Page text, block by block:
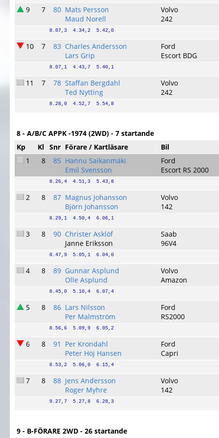
9 7 80 Mats Persson
Maud Norell
Volvo
242
8.07,3  4.34,2  5.42,0
10 7 83 Charles Andersson
Lars Grip
Ford
Escort BDG
8.07,1  4.43,7  5.40,1
11 7 78 Staffan Bergdahl
Ted Nytting
Volvo
242
8.28,0  4.52,7  5.54,8
8 - A/B/C APPK -1974 (2WD) - 7 startande
Kp
Kl Snr Förare / Kartläsare
Bil
1
8 85 Hannu Saikanmäki
Emil Svensson
Ford
Escort RS 2000
8.26,4  4.51,3  5.43,8
2 8 87 Magnus Johansson
Björn Johansson
Volvo
142
8.29,1  4.50,4  6.06,1
3 8 90 Christer Asklöf
Janne Eriksson
Saab
96V4
8.47,9  5.05,1  6.04,0
4 8 89 Gunnar Asplund
Olle Asplund
Volvo
Amazon
8.45,0  5.10,4  6.07,4
5 8 86 Lars Nilsson
Per Malmström
Ford
RS2000
8.56,6  5.09,9  6.05,2
6 8 91
Per Krondahl
Peter Höj Hansen
Ford
Capri
8.53,2  5.06,0  6.15,4
7 8 88 Jens Andersson
Roger Myhre
Volvo
142
9.27,7  5.27,8  6.28,3
9 - B-FÖRARE 2WD - 26 startande